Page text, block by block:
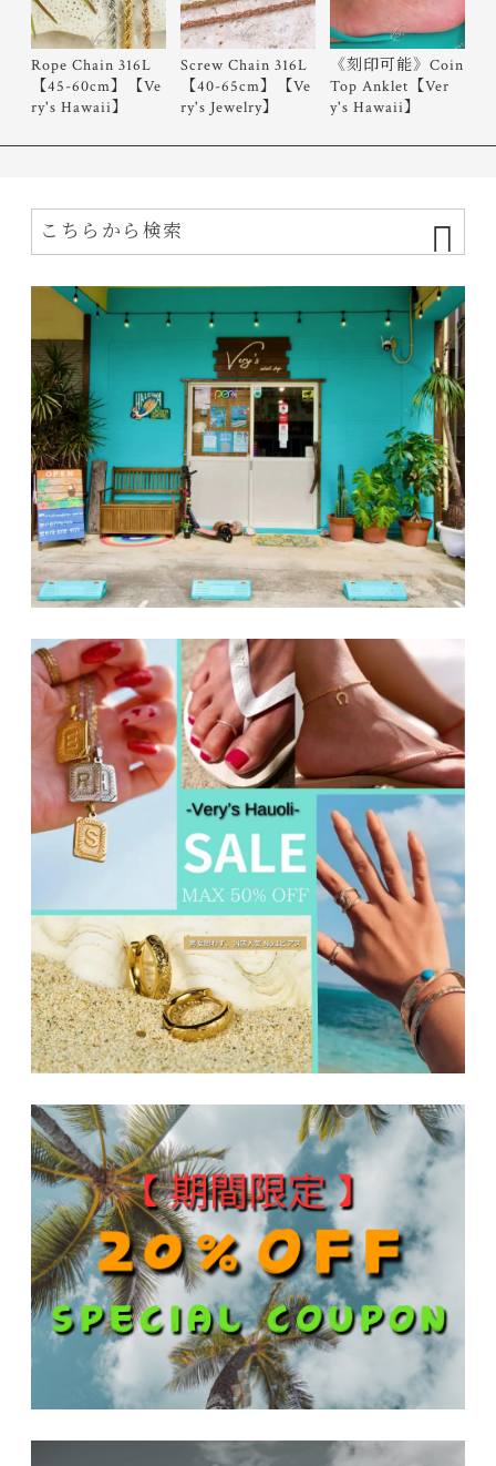
Rope Chain 316L
【45-60cm】【Ve
ry's Hawaii】
Screw Chain 316L
【40-65cm】【Ve
ry's Jewelry】
《刻印可能》Coin
Top Anklet【Ver
y's Hawaii】